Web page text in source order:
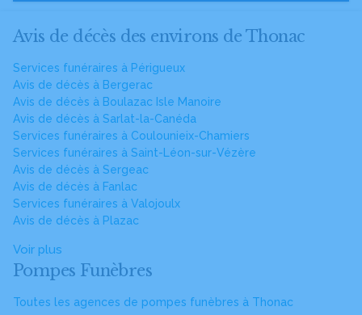
Avis de décès des environs de Thonac
Services funéraires à Périgueux
Avis de décès à Bergerac
Avis de décès à Boulazac Isle Manoire
Avis de décès à Sarlat-la-Canéda
Services funéraires à Coulounieix-Chamiers
Services funéraires à Saint-Léon-sur-Vézère
Avis de décès à Sergeac
Avis de décès à Fanlac
Services funéraires à Valojoulx
Avis de décès à Plazac
Voir plus
Pompes Funèbres
Toutes les agences de pompes funèbres à Thonac